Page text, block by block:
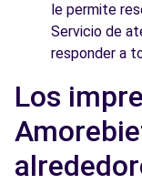
le permite
Servicio de
responder a
Los